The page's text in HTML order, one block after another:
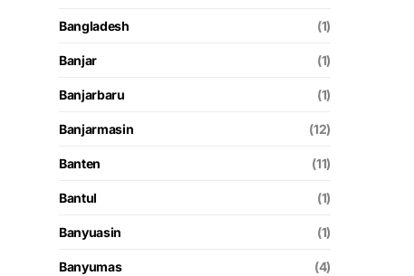
Bangladesh (1)
Banjar (1)
Banjarbaru (1)
Banjarmasin (12)
Banten (11)
Bantul (1)
Banyuasin (1)
Banyumas (4)